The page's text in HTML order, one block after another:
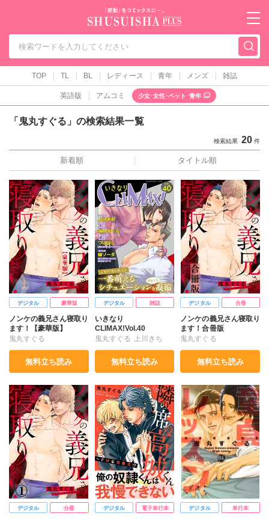
秋水社PLUS（テ
TOP TL BL レディース 青年 メンズ 雑誌
英語版 アムコミ 少女･女性･ペット･青年
「鬼丸すぐる」の検索結果一覧
検索結果 20 件
新着順 タイトル順
デジタル 豪華版
ノンケの義兄さん寝取り
ます！【豪華版】
鬼丸すぐる
無料立ち読み
デジタル 雑誌
いきなり
CLIMAX!Vol.40
鬼丸すぐる
上川きち
つぼよし 蝉ソーダ
無料立ち読み
デジタル 合冊
ノンケの義兄さん寝取り
ます！合冊版
鬼丸すぐる
無料立ち読み
デジタル 分冊 デジタル 電子単行本 デジタル 単行本